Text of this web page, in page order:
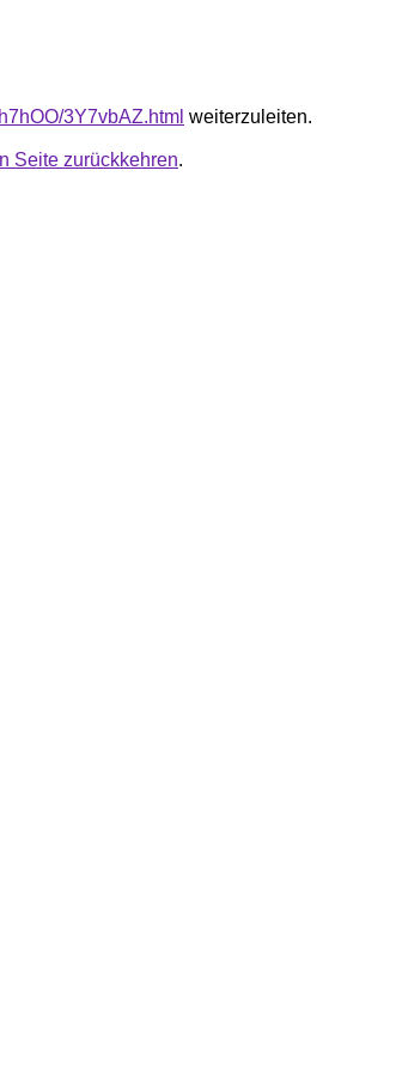
3Y7vbAZ.html weiterzuleiten.
Seite zurückkehren.